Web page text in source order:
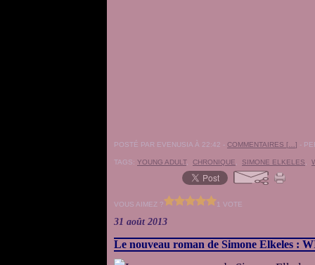
POSTÉ PAR EVENUSIA À 22:42 - COMMENTAIRES [ ] -
TAGS: YOUNG ADULT, CHRONIQUE SIMONE ELKELES
VOUS AIMEZ ? 1 VOTE
31 août 2013
Le nouveau roman de Simone Elkeles :